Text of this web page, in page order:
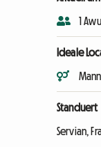
1
Ideale
Standuert
Servian,